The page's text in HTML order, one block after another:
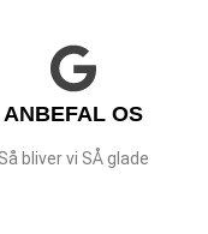
ANBEFAL OS
Så bliver vi SÅ glade